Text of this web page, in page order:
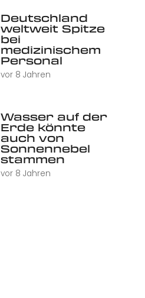
Deutschland
weltweit Spitze
bei
medizinischem
Personal
vor 8 Jahren
Wasser auf der
Erde könnte
auch von
Sonnennebel
stammen
vor 8 Jahren